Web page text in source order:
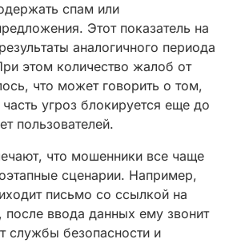
спам или
Этот показатель на
аналогичного периода
этом количество жалоб от
что может говорить о том,
часть угроз блокируется еще до
пользователей.
что мошенники все чаще
сценарии. Например,
письмо со ссылкой на
после ввода данных ему звонит
службы безопасности и